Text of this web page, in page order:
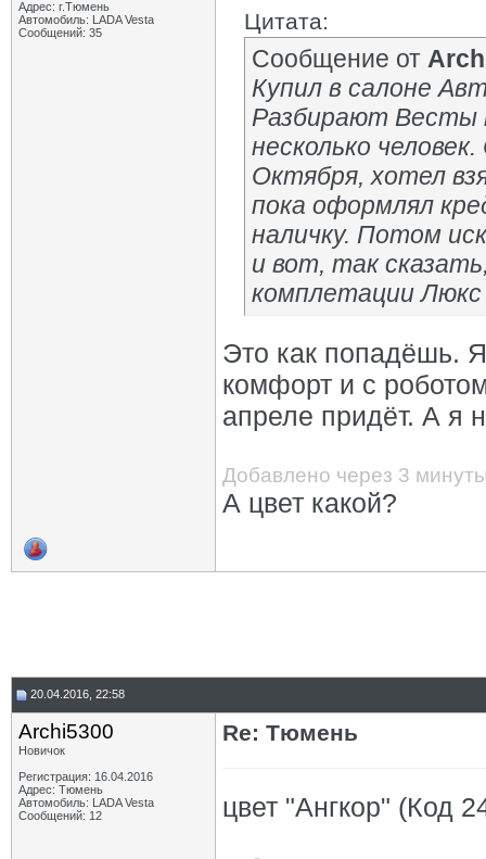
Адрес: г.Тюмень
Автомобиль: LADA Vesta
Сообщений: 35
Цитата:
Сообщение от
Купил в салоне
Разбирают Весты
несколько
Октября, хотел
пока оформлял
наличку. Потом
и вот, так
комплетации
Это как попадёшь.
комфорт и с
апреле придёт. А я
Добавлено через 3
А цвет какой?
20.04.2016, 22:58
Archi5300
Новичок
Регистрация: 16.04.2016
Адрес: Тюмень
Автомобиль: LADA Vesta
Сообщений: 12
Re: Тюмень
цвет "Ангкор" (Код